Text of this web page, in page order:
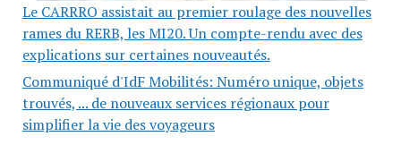
Le CARRRO assistait au premier roulage des nouvelles
rames du RERB, les MI20. Un compte-rendu avec des
explications sur certaines nouveautés.
Communiqué d'IdF Mobilités: Numéro unique, objets
trouvés, ... de nouveaux services régionaux pour
simplifier la vie des voyageurs